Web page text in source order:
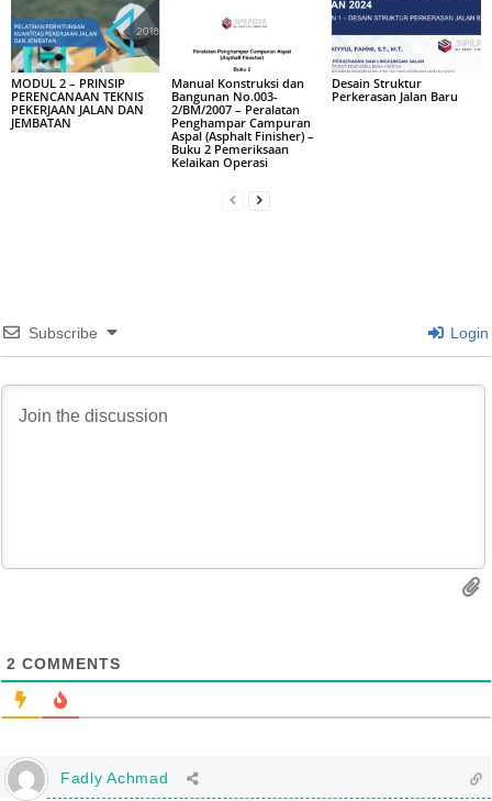
MODUL 2 – PRINSIP
PERENCANAAN TEKNIS
PEKERJAAN JALAN DAN
JEMBATAN
Manual Konstruksi dan
Bangunan No.003-
2/BM/2007 – Peralatan
Penghampar Campuran
Aspal (Asphalt Finisher) –
Buku 2 Pemeriksaan
Kelaikan Operasi
Desain Struktur
Perkerasan Jalan Baru
Subscribe Login
2 COMMENTS
Fadly Achmad